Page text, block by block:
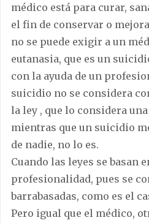
médico está para curar,
el fin de conservar o
no se puede exigir a un
eutanasia, que es un
con la ayuda de un
suicidio no se considera
la ley , que lo considera
mientras que un suicidio
de nadie, no lo es.
Cuando las leyes se basan
profesionalidad, pues se
barrabasadas, como es el
Pero igual que el médico,